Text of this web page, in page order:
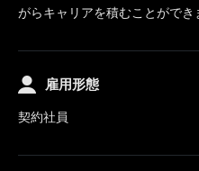
がらキャリアを積むことができ
雇用形態
契約社員